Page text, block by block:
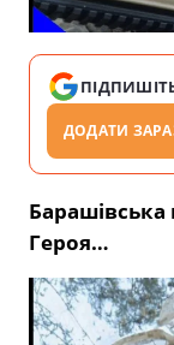
ДОДАТИ
Героя…